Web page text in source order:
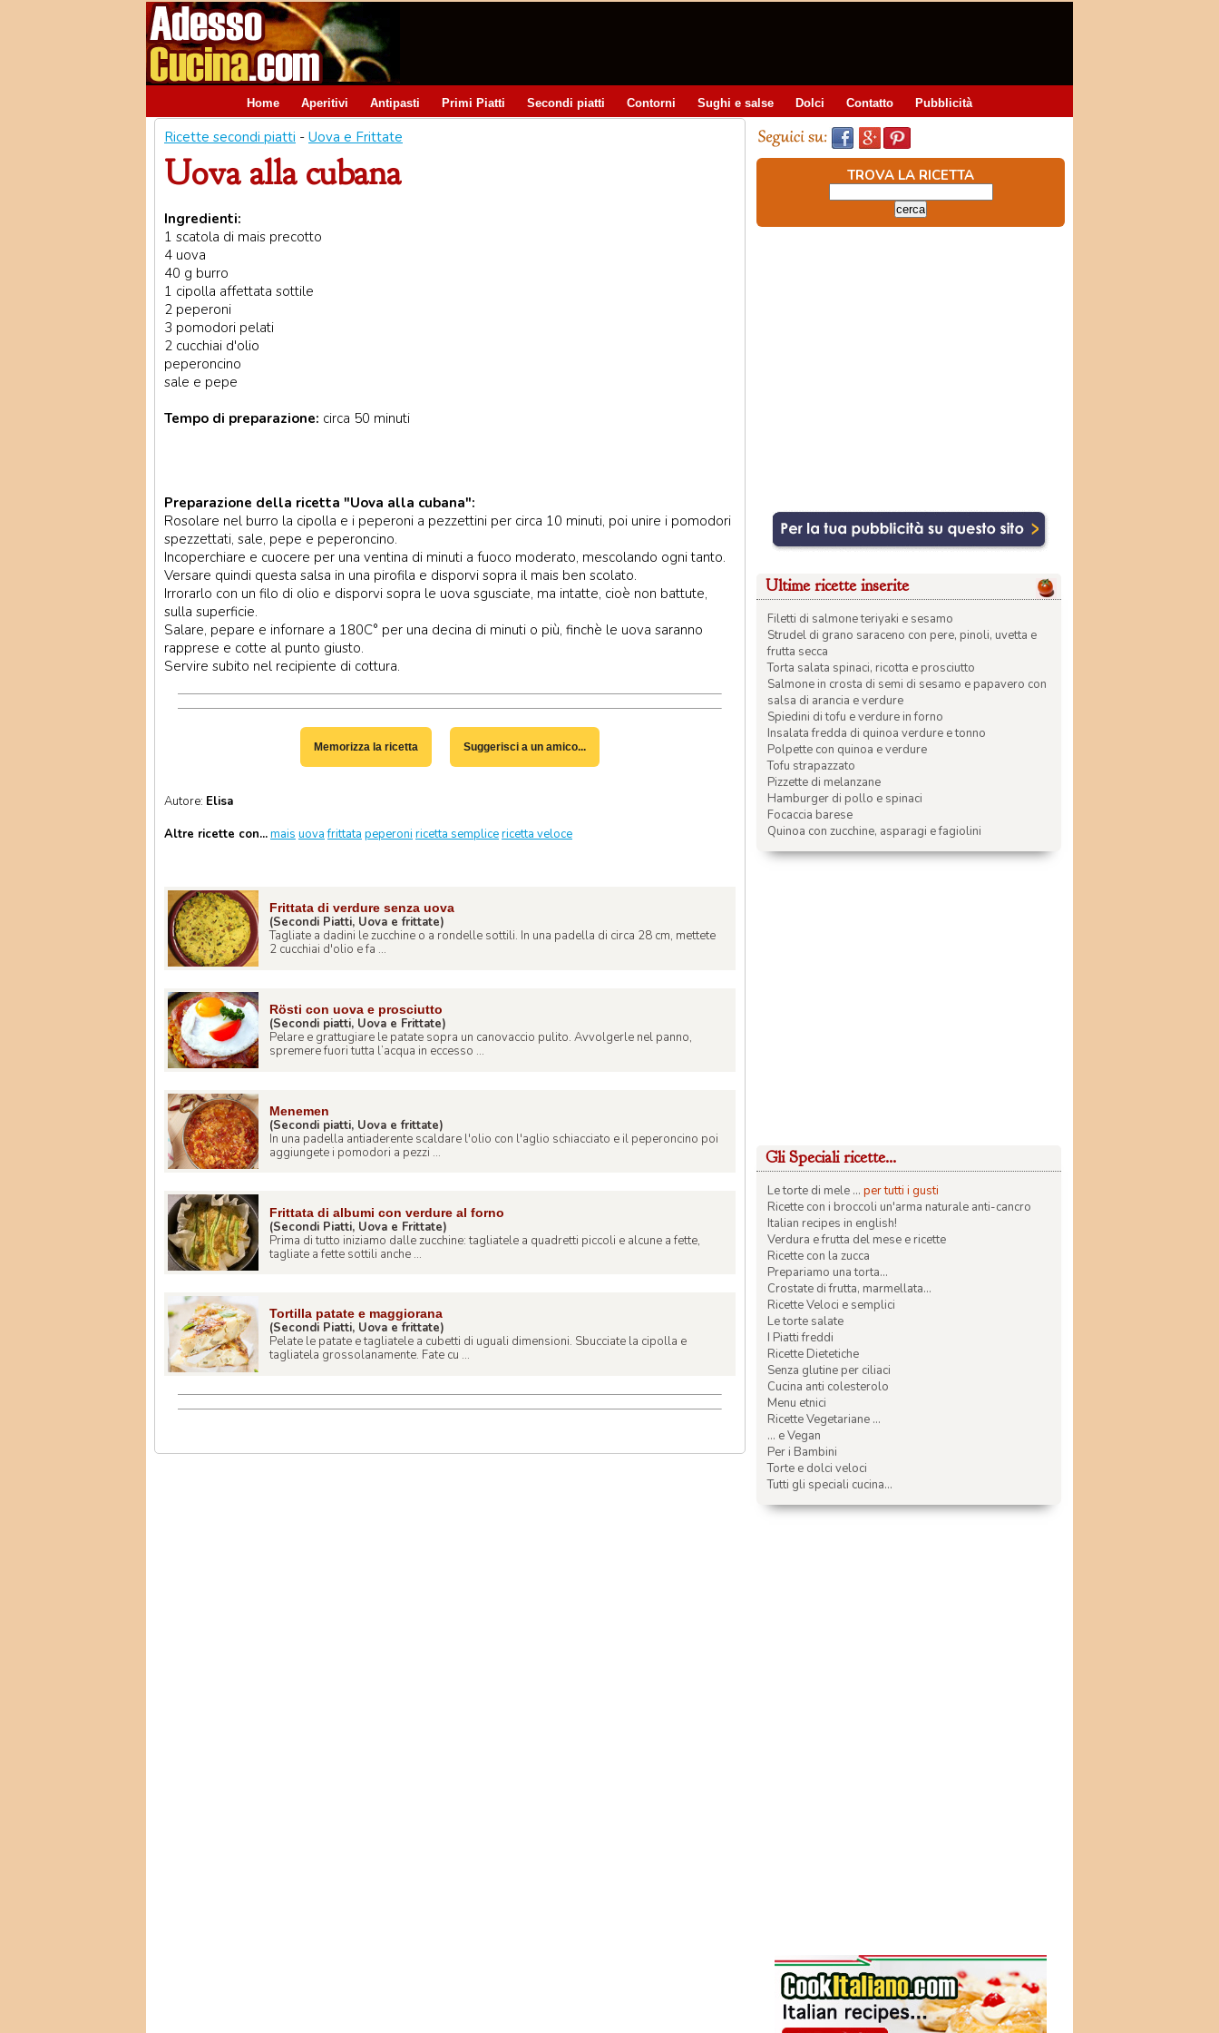
Home Aperitivi Antipasti Primi Piatti Secondi piatti Contorni Sughi e salse Dolci Contatto Pubblicità
Ricette secondi piatti - Uova e Frittate
Uova alla cubana
Ingredienti:
1 scatola di mais precotto
4 uova
40 g burro
1 cipolla affettata sottile
2 peperoni
3 pomodori pelati
2 cucchiai d'olio
peperoncino
sale e pepe
Tempo di preparazione: circa 50 minuti
Preparazione della ricetta "Uova alla cubana":
Rosolare nel burro la cipolla e i peperoni a pezzettini per circa 10 minuti, poi unire i pomodori
spezzettati, sale, pepe e peperoncino.
Incoperchiare e cuocere per una ventina di minuti a fuoco moderato, mescolando ogni tanto.
Versare quindi questa salsa in una pirofila e disporvi sopra il mais ben scolato.
Irrorarlo con un filo di olio e disporvi sopra le uova sgusciate, ma intatte, cioè non battute,
sulla superficie.
Salare, pepare e infornare a 180C° per una decina di minuti o più, finchè le uova saranno
rapprese e cotte al punto giusto.
Servire subito nel recipiente di cottura.
Memorizza la ricetta Suggerisci a un amico...
Autore: Elisa
Altre ricette con...mais uova frittata peperoni ricetta semplicericetta veloce
Frittata di verdure senza uova
(Secondi Piatti, Uova e frittate)
Tagliate a dadini le zucchine o a rondelle sottili. In una padella di circa 28 cm, mettete
2 cucchiai d'olio e fa ...
Rösti con uova e prosciutto
(Secondi piatti, Uova e Frittate)
Pelare e grattugiare le patate sopra un canovaccio pulito. Avvolgerle nel panno,
spremere fuori tutta l’acqua in eccesso ...
Menemen
(Secondi piatti, Uova e frittate)
In una padella antiaderente scaldare l'olio con l'aglio schiacciato e il peperoncino poi
aggiungete i pomodori a pezzi ...
Frittata di albumi con verdure al forno
(Secondi Piatti, Uova e Frittate)
Prima di tutto iniziamo dalle zucchine: tagliatele a quadretti piccoli e alcune a fette,
tagliate a fette sottili anche ...
Tortilla patate e maggiorana
(Secondi Piatti, Uova e frittate)
Pelate le patate e tagliatele a cubetti di uguali dimensioni. Sbucciate la cipolla e
tagliatela grossolanamente. Fate cu ...
TROVA LA RICETTA
Ultime ricette inserite
Filetti di salmone teriyaki e sesamo
Strudel di grano saraceno con pere, pinoli, uvetta e
frutta secca
Torta salata spinaci, ricotta e prosciutto
Salmone in crosta di semi di sesamo e papavero con
salsa di arancia e verdure
Spiedini di tofu e verdure in forno
Insalata fredda di quinoa verdure e tonno
Polpette con quinoa e verdure
Tofu strapazzato
Pizzette di melanzane
Hamburger di pollo e spinaci
Focaccia barese
Quinoa con zucchine, asparagi e fagiolini
Gli Speciali ricette...
Le torte di mele ... per tutti i gusti
Ricette con i broccoli un'arma naturale anti-cancro
Italian recipes in english!
Verdura e frutta del mese e ricette
Ricette con la zucca
Prepariamo una torta...
Crostate di frutta, marmellata...
Ricette Veloci e semplici
Le torte salate
I Piatti freddi
Ricette Dietetiche
Senza glutine per ciliaci
Cucina anti colesterolo
Menu etnici
Ricette Vegetariane ...
... e Vegan
Per i Bambini
Torte e dolci veloci
Tutti gli speciali cucina...